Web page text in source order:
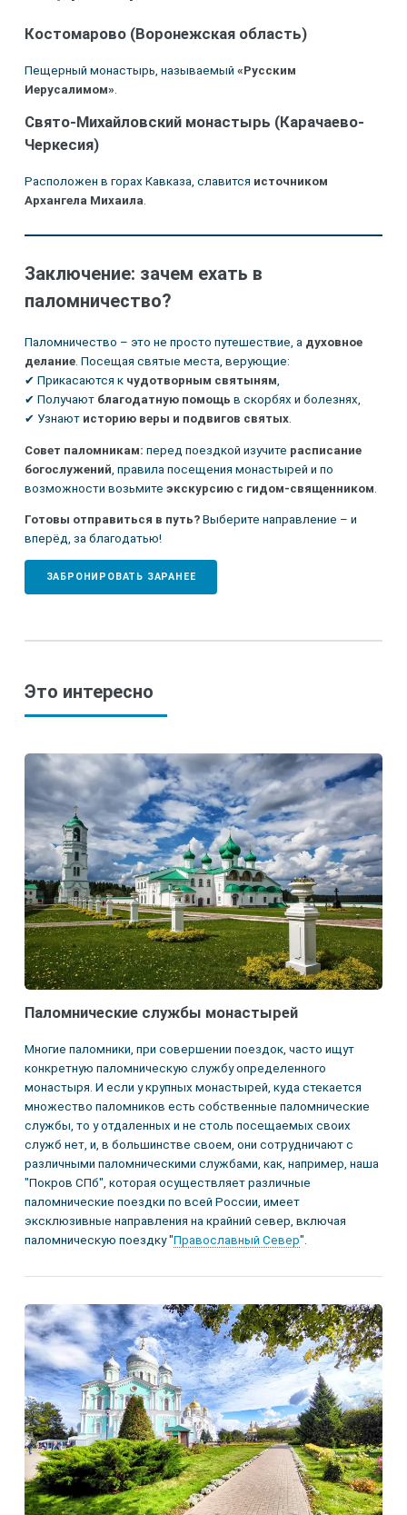
Костомарово (Воронежская область)
Пещерный монастырь, называемый «Русским
Иерусалимом»
Свято-Михайловский монастырь (Карачаево-
Черкесия)
Расположен в горах Кавказа, славится источником
Архангела Михаила
Заключение: зачем ехать в
паломничество?
Паломничество – это не просто путешествие, а духовное
делание. Посещая святые места, верующие:
✔ Прикасаются к чудотворным святыням,
✔ Получают благодатную помощь в скорбях и болезнях,
✔ Узнают историю веры и подвигов святых.
Совет паломникам: перед поездкой изучите расписание
богослужений , правила посещения монастырей и по
возможности возьмите экскурсию с гидом-священником
Готовы отправиться в путь?Выберите направление – и
вперёд, за благодатью!
ЗАБРОНИРОВАТЬ ЗАРАНЕЕ
Это интересно
Паломнические службы монастырей
Многие паломники, при совершении поездок, часто ищут
конкретную паломническую службу определенного
монастыря. И если у крупных монастырей, куда стекается
множество паломников есть собственные паломнические
службы, то у отдаленных и не столь посещаемых своих
служб нет, и, в большинстве своем, они сотрудничают с
различными паломническими службами, как, например, наша
"Покров СПб", которая осуществляет различные
паломнические поездки по всей России, имеет
эксклюзивные направления на крайний север, включая
паломническую поездку "Православный Север".